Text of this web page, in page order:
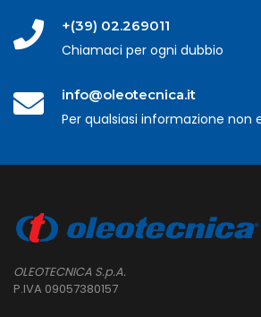
+(39) 02.269011
Chiamaci per ogni dubbio
info@oleotecnica.it
Per qualsiasi informazione
OLEOTECNICA S.p.A.
P.IVA 09057380157